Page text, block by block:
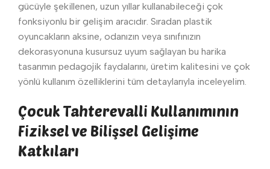
gücüyle şekillenen, uzun yıllar kullanabileceği çok
fonksiyonlu bir gelişim aracıdır. Sıradan plastik
oyuncakların aksine, odanızın veya sınıfınızın
dekorasyonuna kusursuz uyum sağlayan bu harika
tasarımın pedagojik faydalarını, üretim kalitesini ve çok
yönlü kullanım özelliklerini tüm detaylarıyla inceleyelim.
Çocuk Tahterevalli Kullanımının
Fiziksel ve Bilişsel Gelişime
Katkıları